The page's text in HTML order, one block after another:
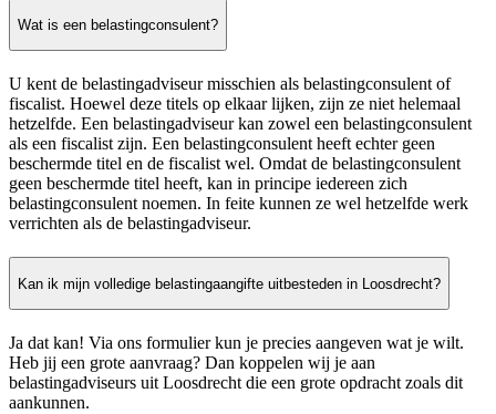
Wat is een belastingconsulent?
U kent de belastingadviseur misschien als belastingconsulent of
fiscalist. Hoewel deze titels op elkaar lijken, zijn ze niet helemaal
hetzelfde. Een belastingadviseur kan zowel een belastingconsulent
als een fiscalist zijn. Een belastingconsulent heeft echter geen
beschermde titel en de fiscalist wel. Omdat de belastingconsulent
geen beschermde titel heeft, kan in principe iedereen zich
belastingconsulent noemen. In feite kunnen ze wel hetzelfde werk
verrichten als de belastingadviseur.
Kan ik mijn volledige belastingaangifte uitbesteden in Loosdrecht?
Ja dat kan! Via ons formulier kun je precies aangeven wat je wilt.
Heb jij een grote aanvraag? Dan koppelen wij je aan
belastingadviseurs uit Loosdrecht die een grote opdracht zoals dit
aankunnen.